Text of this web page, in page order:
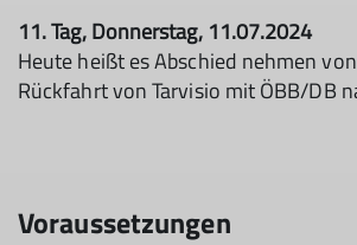
11. Tag, Donnerstag, 11.07.2024
Heute heißt es Abschied nehmen
Rückfahrt von Tarvisio mit ÖBB/DB
Voraussetzungen